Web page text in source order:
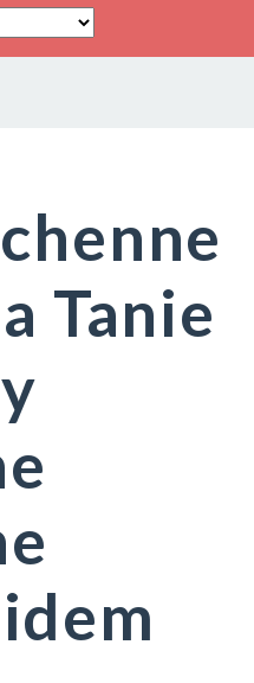
Tanie